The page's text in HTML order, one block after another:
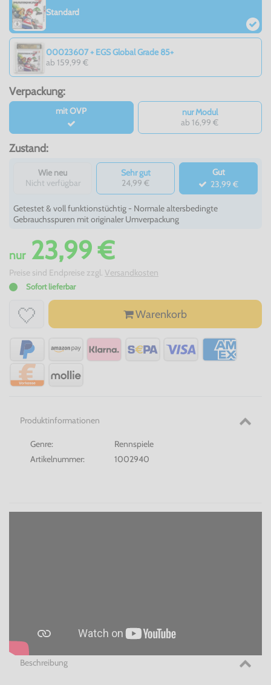
Standard
00023607 + EGS Global Grade 85+
ab 159,99 €
Verpackung:
mit OVP
nur Modul
ab 16,99 €
Zustand:
Wie neu
Nicht verfügbar
Sehr gut
24,99 €
Gut
23,99 €
Getestet & voll funktionstüchtig - Normale altersbedingte
Gebrauchsspuren mit originaler Umverpackung
nur23,99 €
Preise sind Endpreise zzgl. Versandkosten
Sofort lieferbar
Warenkorb
Produktinformationen
Genre:
Rennspiele
Artikelnummer:
1002940
Beschreibung